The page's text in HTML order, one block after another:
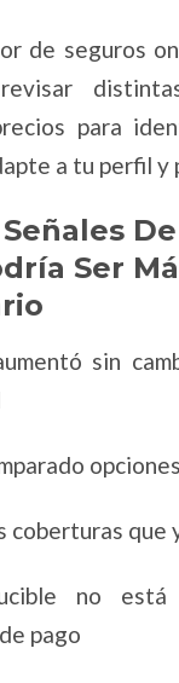
de seguros
para
a tu perfil y
Ser
sin
coberturas que
no
pago